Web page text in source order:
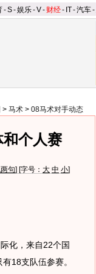
-S-娱乐-V- 财经- IT-汽车-
> 马术 > 08马术对手动态
个人赛
句] [字号： 大 中 小]
化，来自22个国
18支队伍参赛。